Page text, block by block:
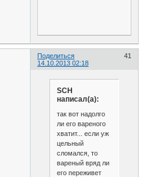
Поделиться
41
14.10.2013 02:18
SCH
написал(а):
так вот надолго
ли его вареного
хватит... если уж
цельный
сломался, то
вареный вряд ли
его переживет